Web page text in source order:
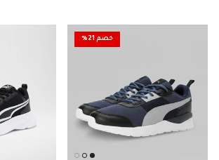
خصم 21%